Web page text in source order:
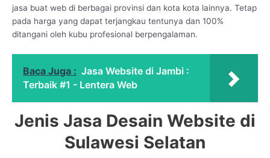
jasa buat web di berbagai provinsi dan kota kota lainnya. Tetap
pada harga yang dapat terjangkau tentunya dan 100%
ditangani oleh kubu profesional berpengalaman.
Baca Juga : Jasa Website di Jambi :
Terbaik #1 - Lentera Web
Jenis Jasa Desain Website di
Sulawesi Selatan